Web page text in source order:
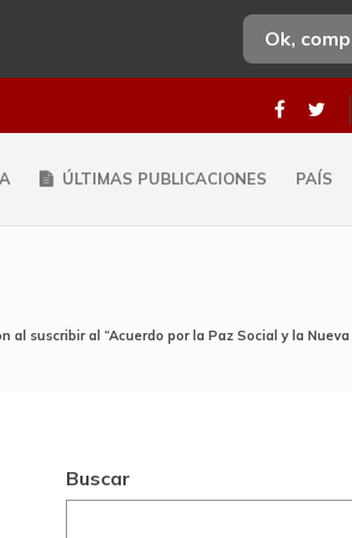
Ok,
ÚLTIMAS PUBLICACIONES PAÍS
suscribir al “Acuerdo por la Paz Social y la
Buscar